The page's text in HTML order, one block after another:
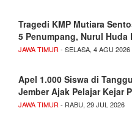
Tragedi KMP Mutiara
5 Penumpang, Nurul
JAWA TIMUR - SELASA, 4 AGU 2026
Apel 1.000 Siswa di
Jember Ajak Pelajar Kejar
JAWA TIMUR - RABU, 29 JUL 2026